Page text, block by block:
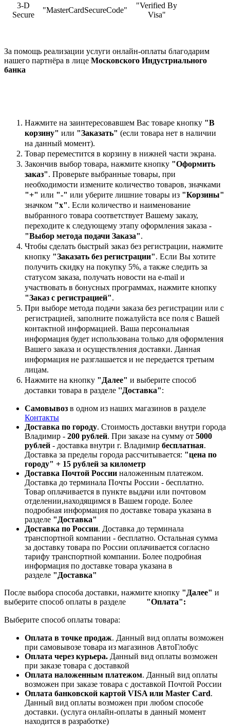
3-D
Secure
"MasterCardSecureCode"
"Verified By
Visa"
За помощь реализации услуги онлайн-оплаты благодарим
нашего партнёра в лице Московского Индустриального
банка
Нажмите на заинтересовавшем Вас товаре кнопку "В
корзину" или "Заказать" (если товара нет в наличии
на данный момент).
Товар переместится в корзину в нижней части экрана.
Закончив выбор товара, нажмите кнопку "Оформить
заказ". Проверьте выбранные товары, при
необходимости измените количество товаров, значками
"+" или "-" или уберите лишние товары из "Корзины"
значком "х". Если количество и наименование
выбранного товара соответствует Вашему заказу,
переходите к следующему этапу оформления заказа -
"Выбор метода подачи Заказа".
Чтобы сделать быстрый заказ без регистрации, нажмите
кнопку "Заказать без регистрации". Если Вы хотите
получить скидку на покупку 5%, а также следить за
статусом заказа, получать новости на e-mail и
участвовать в бонусных программах, нажмите кнопку
"Заказ с регистрацией".
При выборе метода подачи заказа без регистрации или с
регистрацией, заполните пожалуйста все поля с Вашей
контактной информацией. Ваша персональная
информация будет использована только для оформления
Вашего заказа и осуществления доставки. Данная
информация не разглашается и не передается третьим
лицам.
Нажмите на кнопку "Далее" и выберите способ
доставки товара в разделе ''Доставка":
Самовывоз в одном из наших магазинов в разделе
Контакты
Доставка по городу. Стоимость доставки внутри города
Владимир - 200 рублей. При заказе на сумму от 5000
рублей - доставка внутри г. Владимир бесплатная.
Доставка за пределы города рассчитывается: "цена по
городу" + 15 рублей за километр
Доставка Почтой России наложенным платежом.
Доставка до терминала Почты России - бесплатно.
Товар оплачивается в пункте выдачи или почтовом
отделении,находящимся в Вашем городе. Более
подробная информация по доставке товара указана в
разделе "Доставка"
Доставка по России. Доставка до терминала
транспортной компании - бесплатно. Остальная сумма
за доставку товара по России оплачивается согласно
тарифу транспортной компании. Более подробная
информация по доставке товара указана в
разделе "Доставка"
После выбора способа доставки, нажмите кнопку "Далее" и
выберите способ оплаты в разделе "Оплата":
Выберите способ оплаты товара:
Оплата в точке продаж. Данный вид оплаты возможен
при самовывозе товара из магазинов АвтоГлобус
Оплата через курьера. Данный вид оплаты возможен
при заказе товара с доставкой
Оплата наложенным платежом. Данный вид оплаты
возможен при заказе товара с доставкой Почтой России
Оплата банковской картой VISA или Master Card.
Данный вид оплаты возможен при любом способе
доставки. (услуга онлайн-оплаты в данный момент
находится в разработке)